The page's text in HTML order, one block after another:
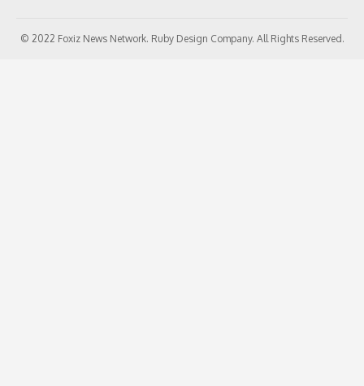
© 2022 Foxiz News Network. Ruby Design Company. All Rights Reserved.